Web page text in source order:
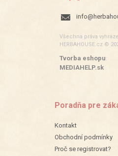
Všechna práva
HERBAHOUSE.cz ©
Tvorba eshopu:
MEDIAHELP.sk
Poradňa pre
Kontakt
Obchodní podmínky
Proč se registrovat?